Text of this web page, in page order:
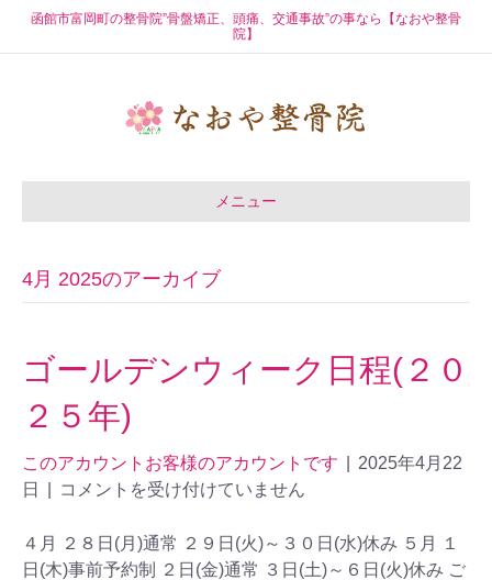
函館市富岡町の整骨院”骨盤矯正、頭痛、交通事故”の事なら【なおや整骨
院】
メニュー
4月 2025のアーカイブ
ゴールデンウィーク日程(２０
２５年)
このアカウントお客様のアカウントです
2025年4月22
日
コメントを受け付けていません
４月 ２８日(月)通常 ２９日(火)～３０日(水)休み ５月 １
日(木)事前予約制 ２日(金)通常 ３日(土)～６日(火)休み ご